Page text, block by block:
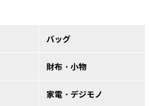
バッグ
財布・小物
家電・デジモノ